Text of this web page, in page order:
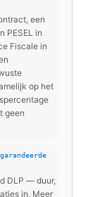
een
PESEL in
Fiscale in
op het
geen
DLP — duur,
in. Meer